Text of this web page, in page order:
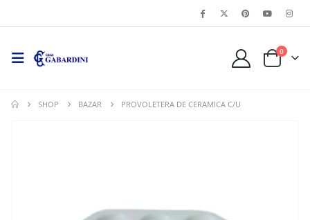
0
SHOP BAZAR PROVOLETERA DE CERAMICA C/U